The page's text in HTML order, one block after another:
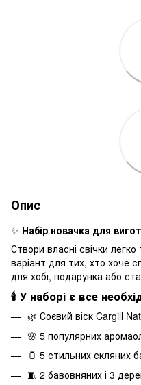
Опис
✨ Набір новачка для
Створи власні свічки
варіант для тих, хто хоче
для хобі, подарунка або
🕯 У наборі є все
🌿 Соєвий віск Cargill
🌸 5 популярних
🫙 5 стильних скляних
🧵 2 бавовняних і 3